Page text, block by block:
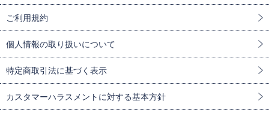
ご利用規約
個人情報の取り扱いについて
特定商取引法に基づく表示
カスタマーハラスメントに対する基本方針